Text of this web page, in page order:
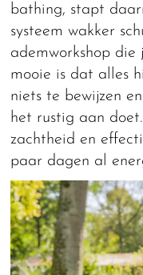
bathing, stapt
systeem wakker
ademworkshop
mooie is dat alles
niets te bewijzen
het rustig aan
zachtheid en
paar dagen al